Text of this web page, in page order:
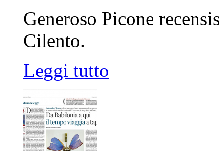
Generoso Picone
Cilento.
Leggi tutto